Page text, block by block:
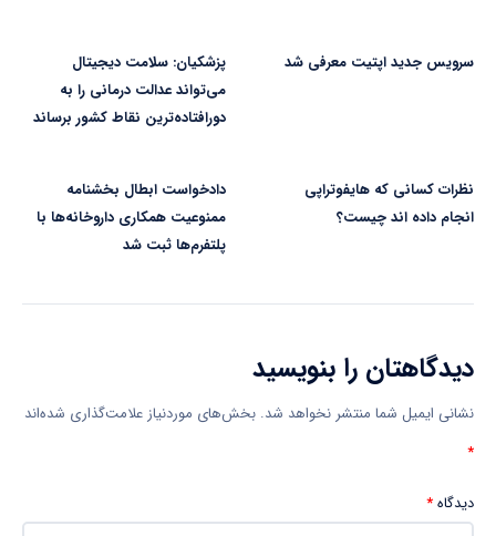
سرویس جدید اپتیت معرفی شد
پزشکیان: سلامت دیجیتال
می‌تواند عدالت درمانی را به
دورافتاده‌ترین نقاط کشور برساند
نظرات کسانی که هایفوتراپی
انجام داده اند چیست؟
دادخواست ابطال بخشنامه
ممنوعیت همکاری داروخانه‌ها با
پلتفرم‌ها ثبت شد
دیدگاهتان را بنویسید
نشانی ایمیل شما منتشر نخواهد شد. بخش‌های موردنیاز علامت‌گذاری شده‌اند
*
دیدگاه*